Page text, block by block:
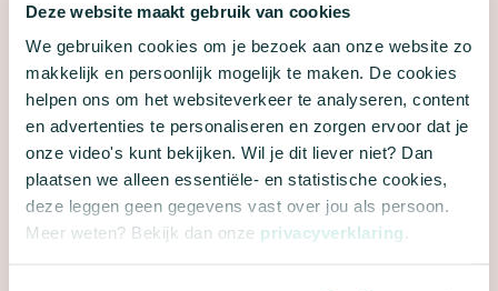
Deze website maakt gebruik van cookies
We gebruiken cookies om je bezoek aan onze website zo
makkelijk en persoonlijk mogelijk te maken. De cookies
helpen ons om het websiteverkeer te analyseren, content
en advertenties te personaliseren en zorgen ervoor dat je
onze video's kunt bekijken. Wil je dit liever niet? Dan
plaatsen we alleen essentiële- en statistische cookies,
deze leggen geen gegevens vast over jou als persoon.
Meer weten? Bekijk dan onze privacyverklaring .
& Milieu.
Met dit formulier meld je je aan voor e-mailupdates
over de campagne 24 uur voor de stadsnatuur van
Natuur & Milieu. We gaan natuurlijk zorgvuldig om
met je gegevens. Meer hierover lees je in onze
privacyverklaringenalgemene voorwaarden.